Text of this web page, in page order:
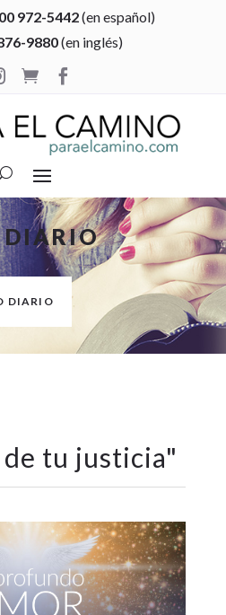
972-5442(en español)
9880(en inglés)
 
DIARIO
DIARIO
de tu justicia"